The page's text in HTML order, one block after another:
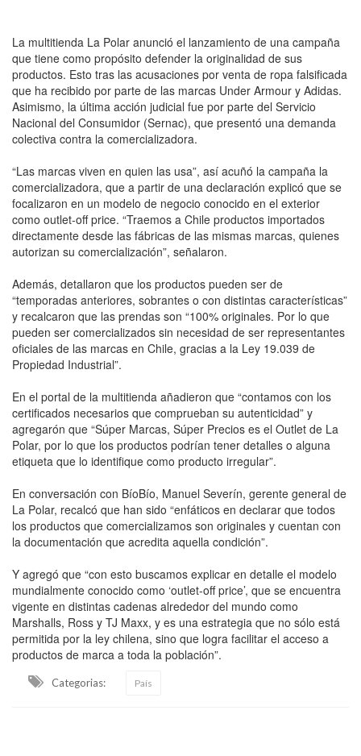
La multitienda La Polar anunció el lanzamiento de una campaña
que tiene como propósito defender la originalidad de sus
productos. Esto tras las acusaciones por venta de ropa falsificada
que ha recibido por parte de las marcas Under Armour y Adidas.
Asimismo, la última acción judicial fue por parte del Servicio
Nacional del Consumidor (Sernac), que presentó una demanda
colectiva contra la comercializadora.
“Las marcas viven en quien las usa”, así acuñó la campaña la
comercializadora, que a partir de una declaración explicó que se
focalizaron en un modelo de negocio conocido en el exterior
como outlet-off price. “Traemos a Chile productos importados
directamente desde las fábricas de las mismas marcas, quienes
autorizan su comercialización”, señalaron.
Además, detallaron que los productos pueden ser de
“temporadas anteriores, sobrantes o con distintas características”
y recalcaron que las prendas son “100% originales. Por lo que
pueden ser comercializados sin necesidad de ser representantes
oficiales de las marcas en Chile, gracias a la Ley 19.039 de
Propiedad Industrial”.
En el portal de la multitienda añadieron que “contamos con los
certificados necesarios que comprueban su autenticidad” y
agregarón que “Súper Marcas, Súper Precios es el Outlet de La
Polar, por lo que los productos podrían tener detalles o alguna
etiqueta que lo identifique como producto irregular”.
En conversación con BíoBío, Manuel Severín, gerente general de
La Polar, recalcó que han sido “enfáticos en declarar que todos
los productos que comercializamos son originales y cuentan con
la documentación que acredita aquella condición”.
Y agregó que “con esto buscamos explicar en detalle el modelo
mundialmente conocido como ‘outlet-off price’, que se encuentra
vigente en distintas cadenas alrededor del mundo como
Marshalls, Ross y TJ Maxx, y es una estrategia que no sólo está
permitida por la ley chilena, sino que logra facilitar el acceso a
productos de marca a toda la población”.
Categorias: País